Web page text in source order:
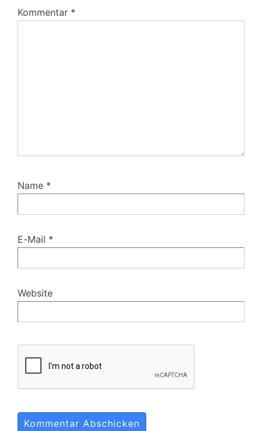
Kommentar *
Name *
E-Mail *
Website